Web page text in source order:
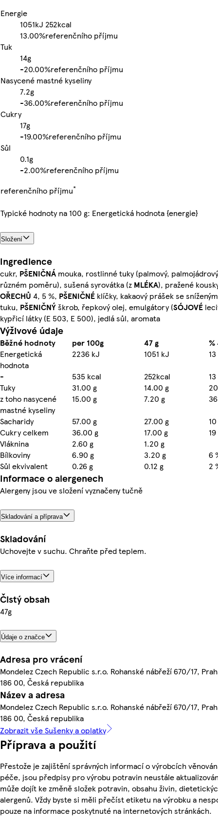
Energie
1051kJ 252kcal
13.00%referenčního příjmu
Tuk
14g
-20.00%referenčního příjmu
Nasycené mastné kyseliny
7.2g
-36.00%referenčního příjmu
Cukry
17g
-19.00%referenčního příjmu
Sůl
0.1g
-2.00%referenčního příjmu
referenčního příjmu*
Typické hodnoty na 100 g: Energetická hodnota {energie}
Složení
Ingredience
cukr, PŠENIČNÁ mouka, rostlinné tuky (palmový,
různém poměru), sušená syrovátka (z MLÉKA), pražené
OŘECHŮ 4, 5 %, PŠENIČNÉ klíčky, kakaový prášek se
tuku, PŠENIČNÝškrob, řepkový olej, emulgátory (SÓJOVÉ
kypřicí látky (E 503, E 500), jedlá sůl, aromata
Výživové údaje
Běžné hodnoty per 100g 47 g
%
Energetická
hodnota
2236 kJ 1051 kJ
-
535 kcal 252kcal
Tuky
31.00 g 14.00 g
z toho nasycené
mastné kyseliny
15.00 g 7.20 g
Sacharidy
57.00 g 27.00 g
Cukry celkem
36.00 g 17.00 g
Vláknina
2.60 g
1.20 g
Bílkoviny
6.90 g 3.20 g
6
Sůl ekvivalent
0.26 g 0.12 g 2
Informace o alergenech
Alergeny jsou ve složení vyznačeny tučně
Skladování a příprava
Skladování
Uchovejte v suchu. Chraňte před teplem.
Více informací
Čistý obsah
47g
Údaje o značce
Adresa pro vrácení
Mondelez Czech Republic s.r.o. Rohanské nábřeží 670/17,
186 00, Česká republika
Název a adresa
Mondelez Czech Republic s.r.o. Rohanské nábřeží 670/17,
186 00, Česká republika
Zobrazit vše Sušenky a oplatky
Příprava a použití
Přestože je zajištění správných informací o výrobcích
péče, jsou předpisy pro výrobu potravin neustále
může dojít ke změně složek potravin, obsahu živin,
alergenů. Vždy byste si měli přečíst etiketu na výrobku a
pouze na informace poskytnuté na internetových stránkách.